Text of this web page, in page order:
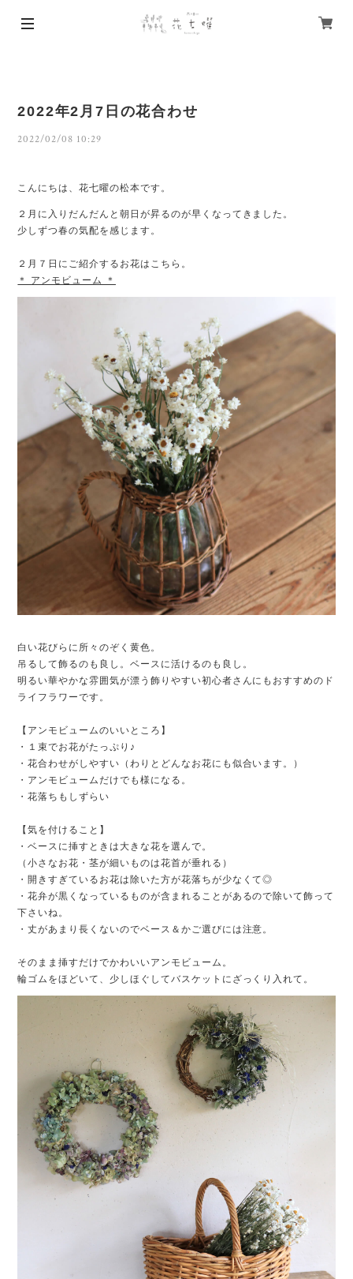
2022年2月7日の花合わせ
2022/02/08 10:29
こんにちは、花七曜の松本です。
２月に入りだんだんと朝日が昇るのが早くなってきました。
少しずつ春の気配を感じます。
２月７日にご紹介するお花はこちら。
＊ アンモビューム ＊
白い花びらに所々のぞく黄色。
吊るして飾るのも良し。ベースに活けるのも良し。
明るい華やかな雰囲気が漂う飾りやすい初心者さんにもおすすめのド
ライフラワーです。
【アンモビュームのいいところ】
・１束でお花がたっぷり♪
・花合わせがしやすい（わりとどんなお花にも似合います。）
・アンモビュームだけでも様になる。
・花落ちもしずらい
【気を付けること】
・ベースに挿すときは大きな花を選んで。
（小さなお花・茎が細いものは花首が垂れる）
・開きすぎているお花は除いた方が花落ちが少なくて◎
・花弁が黒くなっているものが含まれることがあるので除いて飾って
下さいね。
・丈があまり長くないのでベース＆かご選びには注意。
そのまま挿すだけでかわいいアンモビューム。
輪ゴムをほどいて、少しほぐしてバスケットにざっくり入れて。